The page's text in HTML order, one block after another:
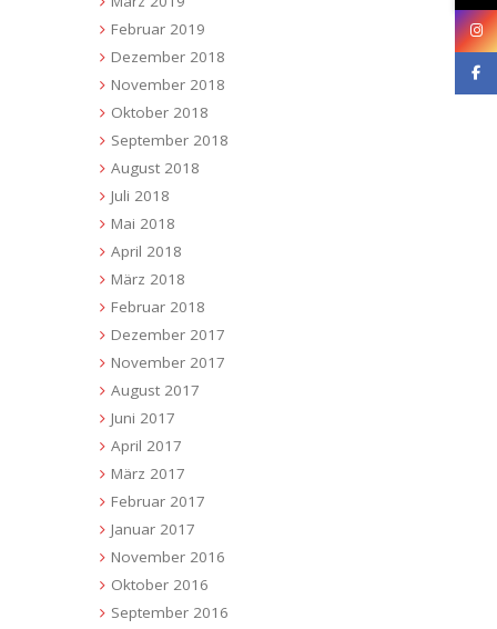
Februar 2019
Dezember 2018
November 2018
Oktober 2018
September 2018
August 2018
Juli 2018
Mai 2018
April 2018
März 2018
Februar 2018
Dezember 2017
November 2017
August 2017
Juni 2017
April 2017
März 2017
Februar 2017
Januar 2017
November 2016
Oktober 2016
September 2016